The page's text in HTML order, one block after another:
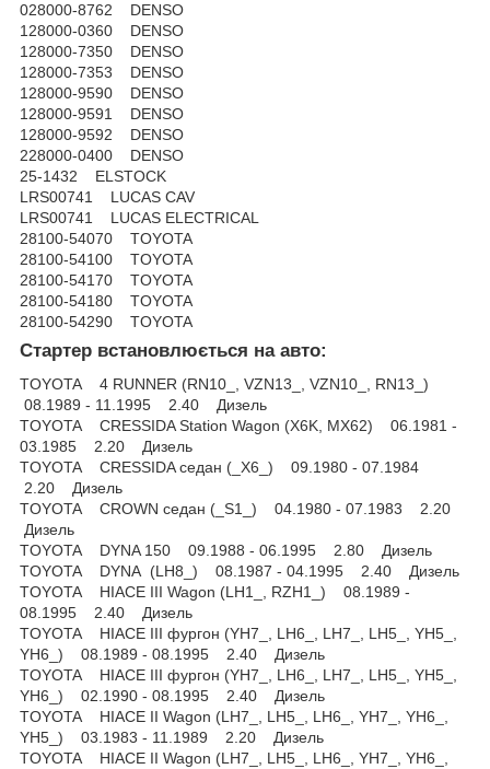
028000-8762 DENSO
128000-0360 DENSO
128000-7350 DENSO
128000-7353 DENSO
128000-9590 DENSO
128000-9591 DENSO
128000-9592 DENSO
228000-0400 DENSO
25-1432 ELSTOCK
LRS00741 LUCAS CAV
LRS00741 LUCAS ELECTRICAL
28100-54070 TOYOTA
28100-54100 TOYOTA
28100-54170 TOYOTA
28100-54180 TOYOTA
28100-54290 TOYOTA
Стартер встановлюється на авто:
TOYOTA 4 RUNNER (RN10_, VZN13_, VZN10_, RN13_)
08.1989 - 11.1995 2.40 Дизель
TOYOTA CRESSIDA Station Wagon (X6K, MX62) 06.1981 -
03.1985 2.20 Дизель
TOYOTA CRESSIDA седан (_X6_) 09.1980 - 07.1984
2.20 Дизель
TOYOTA CROWN седан (_S1_) 04.1980 - 07.1983 2.20
Дизель
TOYOTA DYNA 150 09.1988 - 06.1995 2.80 Дизель
TOYOTA DYNA (LH8_) 08.1987 - 04.1995 2.40 Дизель
TOYOTA HIACE III Wagon (LH1_, RZH1_) 08.1989 -
08.1995 2.40 Дизель
TOYOTA HIACE III фургон (YH7_, LH6_, LH7_, LH5_, YH5_,
YH6_) 08.1989 - 08.1995 2.40 Дизель
TOYOTA HIACE III фургон (YH7_, LH6_, LH7_, LH5_, YH5_,
YH6_) 02.1990 - 08.1995 2.40 Дизель
TOYOTA HIACE II Wagon (LH7_, LH5_, LH6_, YH7_, YH6_,
YH5_) 03.1983 - 11.1989 2.20 Дизель
TOYOTA HIACE II Wagon (LH7_, LH5_, LH6_, YH7_, YH6_,